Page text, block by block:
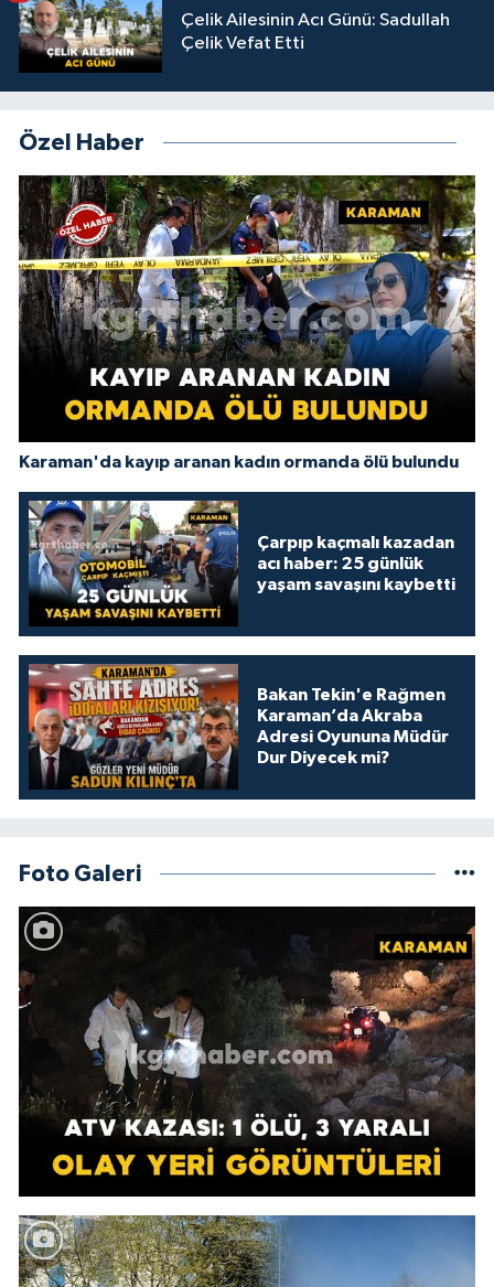
Çelik Ailesinin Acı Günü: Sadullah
Çelik Vefat Etti
Özel Haber
Karaman'da kayıp aranan kadın ormanda ölü bulundu
Çarpıp kaçmalı kazadan
acı haber: 25 günlük
yaşam savaşını kaybetti
Bakan Tekin'e Rağmen
Karaman’da Akraba
Adresi Oyununa Müdür
Dur Diyecek mi?
Foto Galeri